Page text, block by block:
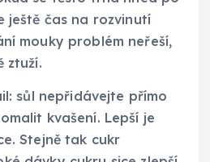
ještě čas na rozvinutí
mouky problém neřeší,
ztuží.
sůl nepřidávejte přímo
kvašení. Lepší je
Stejně tak cukr